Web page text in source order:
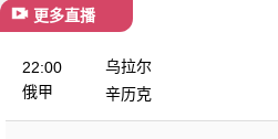
更多直播
22:00
俄甲
乌拉尔
辛历克